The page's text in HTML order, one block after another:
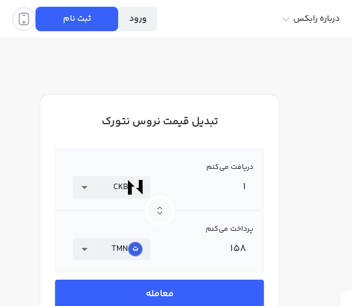
درباره رابکس ورود ثبت نام
تبدیل قیمت نروس نتورک
دریافت می‌کنم
CKB
پرداخت می‌کنم
TMN
معامله